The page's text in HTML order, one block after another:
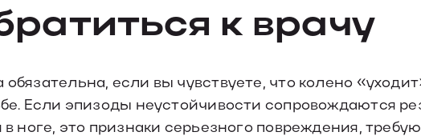
к врачу
если вы чувствуете, что колено
Если эпизоды неустойчивости сопровождаются
ноге, это признаки серьезного повреждения,